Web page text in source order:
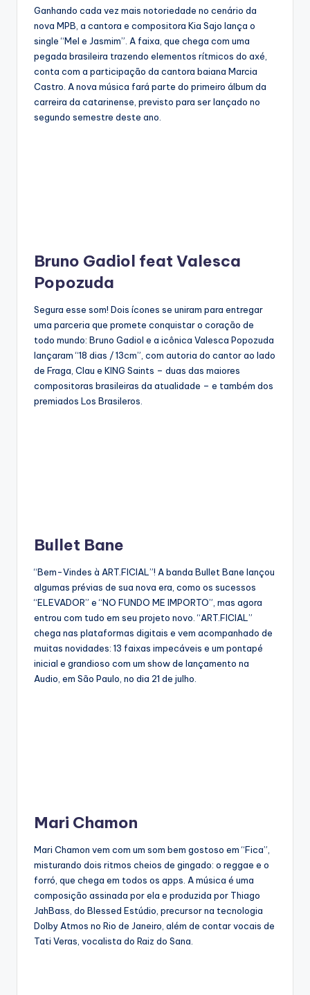
Ganhando cada vez mais notoriedade no cenário da
nova MPB, a cantora e compositora Kia Sajo lança o
single “Mel e Jasmim”. A faixa, que chega com uma
pegada brasileira trazendo elementos rítmicos do axé,
conta com a participação da cantora baiana Marcia
Castro. A nova música fará parte do primeiro álbum da
carreira da catarinense, previsto para ser lançado no
segundo semestre deste ano.
Bruno Gadiol feat Valesca
Popozuda
Segura esse som! Dois ícones se uniram para entregar
uma parceria que promete conquistar o coração de
todo mundo: Bruno Gadiol e a icônica Valesca Popozuda
lançaram “18 dias / 13cm”, com autoria do cantor ao lado
de Fraga, Clau e KING Saints – duas das maiores
compositoras brasileiras da atualidade – e também dos
premiados Los Brasileros.
Bullet Bane
“Bem-Vindes à ART.FICIAL”! A banda Bullet Bane lançou
algumas prévias de sua nova era, como os sucessos
“ELEVADOR” e “NO FUNDO ME IMPORTO”, mas agora
entrou com tudo em seu projeto novo. “ART.FICIAL”
chega nas plataformas digitais e vem acompanhado de
muitas novidades: 13 faixas impecáveis e um pontapé
inicial e grandioso com um show de lançamento na
Audio, em São Paulo, no dia 21 de julho.
Mari Chamon
Mari Chamon vem com um som bem gostoso em “Fica”,
misturando dois ritmos cheios de gingado: o reggae e o
forró, que chega em todos os apps. A música é uma
composição assinada por ela e produzida por Thiago
JahBass, do Blessed Estúdio, precursor na tecnologia
Dolby Atmos no Rio de Janeiro, além de contar vocais de
Tati Veras, vocalista do Raiz do Sana.